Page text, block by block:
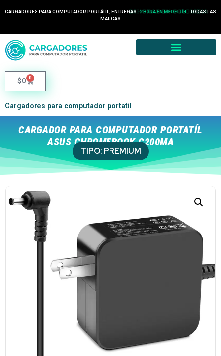
CARGADORES PARA COMPUTADOR PORTÁTIL, ENTREGAS 2 HORA EN MEDELLÍN
24 HORAS EN COLOMBIATODAS LAS
MARCAS
$0 0
Cargadores para computador portatil
CARGADOR PARA COMPUTADOR PORTATÍL
ASUS CHROMEBOOK C200MA
TIPO: PREMIUM